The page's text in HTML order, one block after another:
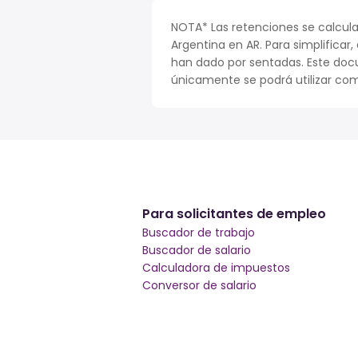
NOTA* Las retenciones se
Argentina en AR. Para
han dado por sentadas. Este
únicamente se podrá utilizar
Para solicitantes de empleo
Buscador de trabajo
Buscador de salario
Calculadora de impuestos
Conversor de salario